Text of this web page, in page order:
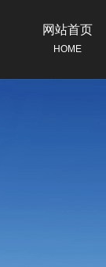
网站首页
HOME